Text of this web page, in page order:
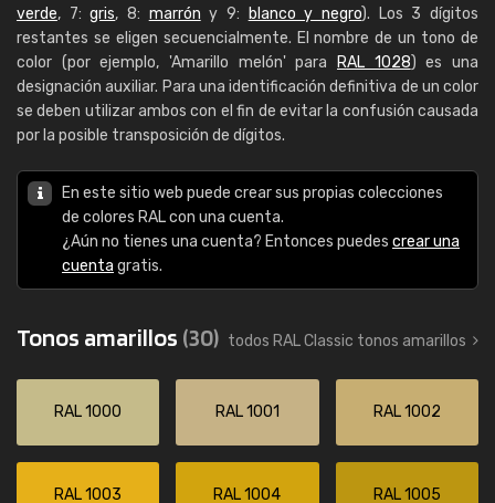
verde, 7:gris, 8: marrón y 9: blanco y negro). Los 3 dígitos
restantes se eligen secuencialmente. El nombre de un tono de
color (por ejemplo, 'Amarillo melón' para
RAL 1028) es una
designación auxiliar. Para una identificación definitiva de un color
se deben utilizar ambos con el fin de evitar la confusión causada
por la posible transposición de dígitos.
En este sitio web puede crear sus propias colecciones
de colores RAL con una cuenta.
¿Aún no tienes una cuenta? Entonces puedes crear una
cuenta gratis.
Tonos amarillos (30) todos RAL Classic tonos amarillos
RAL 1000 RAL 1001 RAL 1002
RAL 1003 RAL 1004 RAL 1005